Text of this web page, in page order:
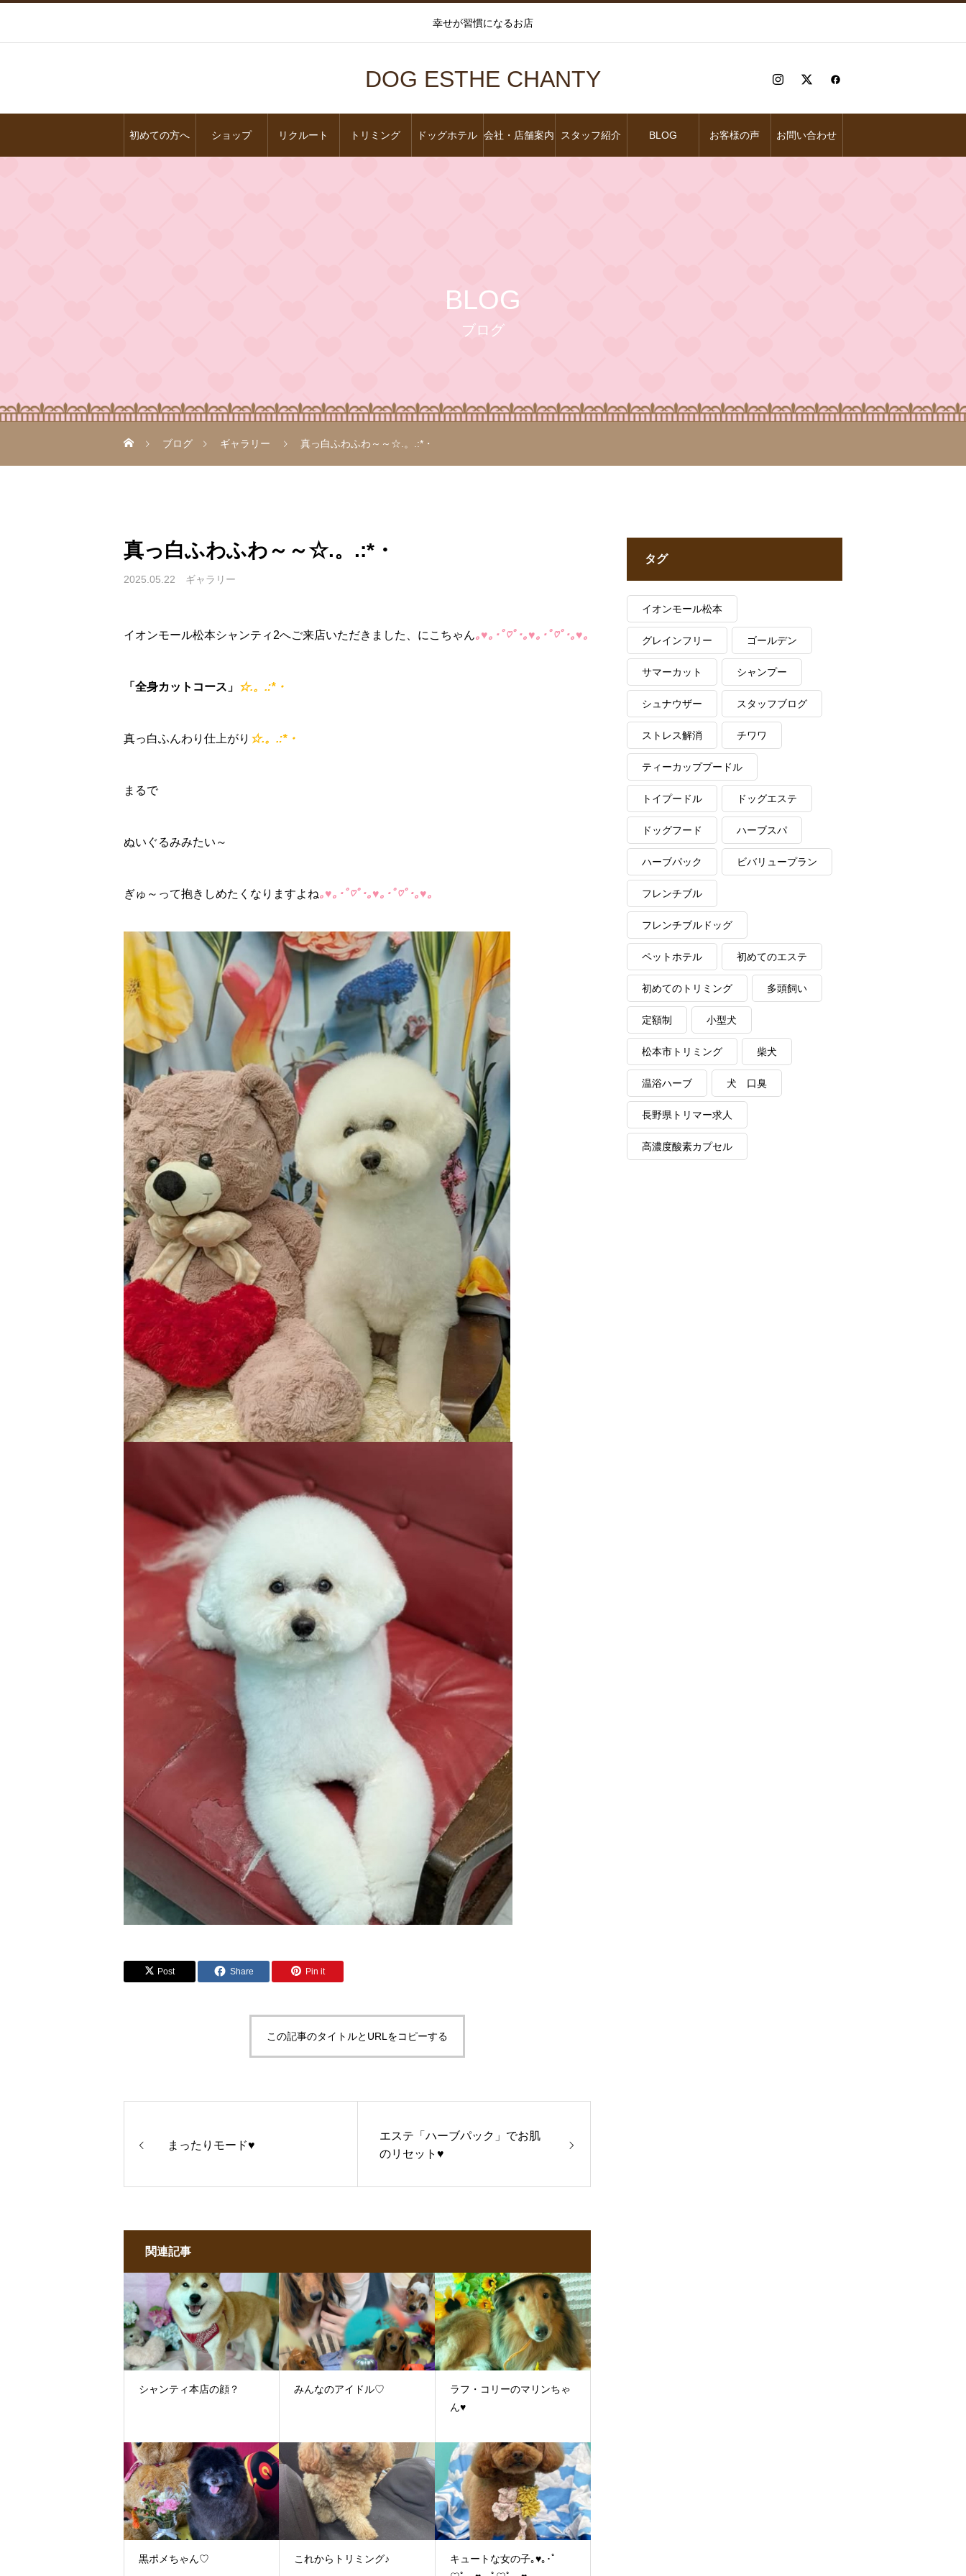
幸せが習慣になるお店
DOG ESTHE CHANTY
初めての方へ ショップ リクルート トリミング ドッグホテル 会社・店舗案内 スタッフ紹介 BLOG お客様の声 お問い合わせ
BLOG
ブログ
ブログ ギャラリー 真っ白ふわふわ～～☆.。.:*・
真っ白ふわふわ～～☆.。.:*・
2025.05.22 ギャラリー
イオンモール松本シャンティ2へご来店いただきました、にこちゃん｡♥｡･ﾟ♡ﾟ･｡♥｡･ﾟ♡ﾟ･｡♥｡
「全身カットコース」 ☆.。.:*・
真っ白ふんわり仕上がり ☆.。.:*・
まるで
ぬいぐるみみたい～
ぎゅ～って抱きしめたくなりますよね｡♥｡･ﾟ♡ﾟ･｡♥｡･ﾟ♡ﾟ･｡♥｡
Post Share Pin it
この記事のタイトルとURLをコピーする
まったりモード♥
エステ「ハーブパック」でお肌
のリセット♥
関連記事
シャンティ本店の顔？ みんなのアイドル♡
ラフ・コリーのマリンちゃ
ん♥
黒ポメちゃん♡ これからトリミング♪
キュートな女の子｡♥｡･ﾟ
タグ
イオンモール松本
グレインフリー ゴールデン
サマーカット シャンプー
シュナウザー スタッフブログ
ストレス解消 チワワ
ティーカッププードル
トイプードル ドッグエステ
ドッグフード ハーブスパ
ハーブパック ビバリュープラン
フレンチブル
フレンチブルドッグ
ペットホテル 初めてのエステ
初めてのトリミング 多頭飼い
定額制 小型犬
松本市トリミング 柴犬
温浴ハーブ 犬 口臭
長野県トリマー求人
高濃度酸素カプセル